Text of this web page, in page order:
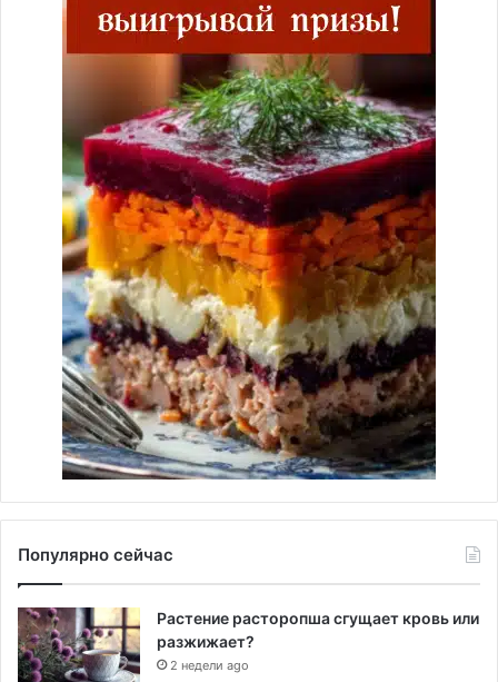
Популярно сейчас
Растение расторопша сгущает кровь или
разжижает?
2 недели ago